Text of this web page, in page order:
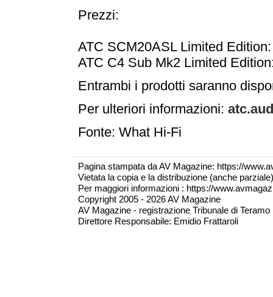
Prezzi:
ATC SCM20ASL Limited
ATC C4 Sub Mk2 Limited
Entrambi i prodotti saranno
Per ulteriori informazioni:
Fonte: What Hi-Fi
Pagina stampata da AV Magazine: https://
Vietata la copia e la distribuzione (anche
Per maggiori informazioni : https://
Copyright 2005 - 2026 AV Magazine
AV Magazine - registrazione Tribunale di
Direttore Responsabile: Emidio Frattaroli